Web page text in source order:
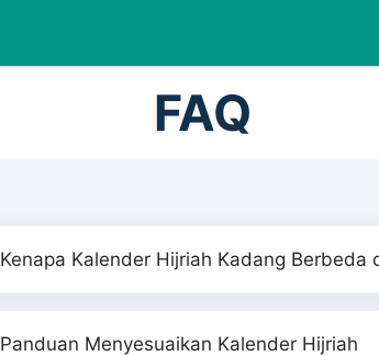
FAQ
Kenapa Kalender Hijriah Kadang Berbeda
Panduan Menyesuaikan Kalender Hijriah